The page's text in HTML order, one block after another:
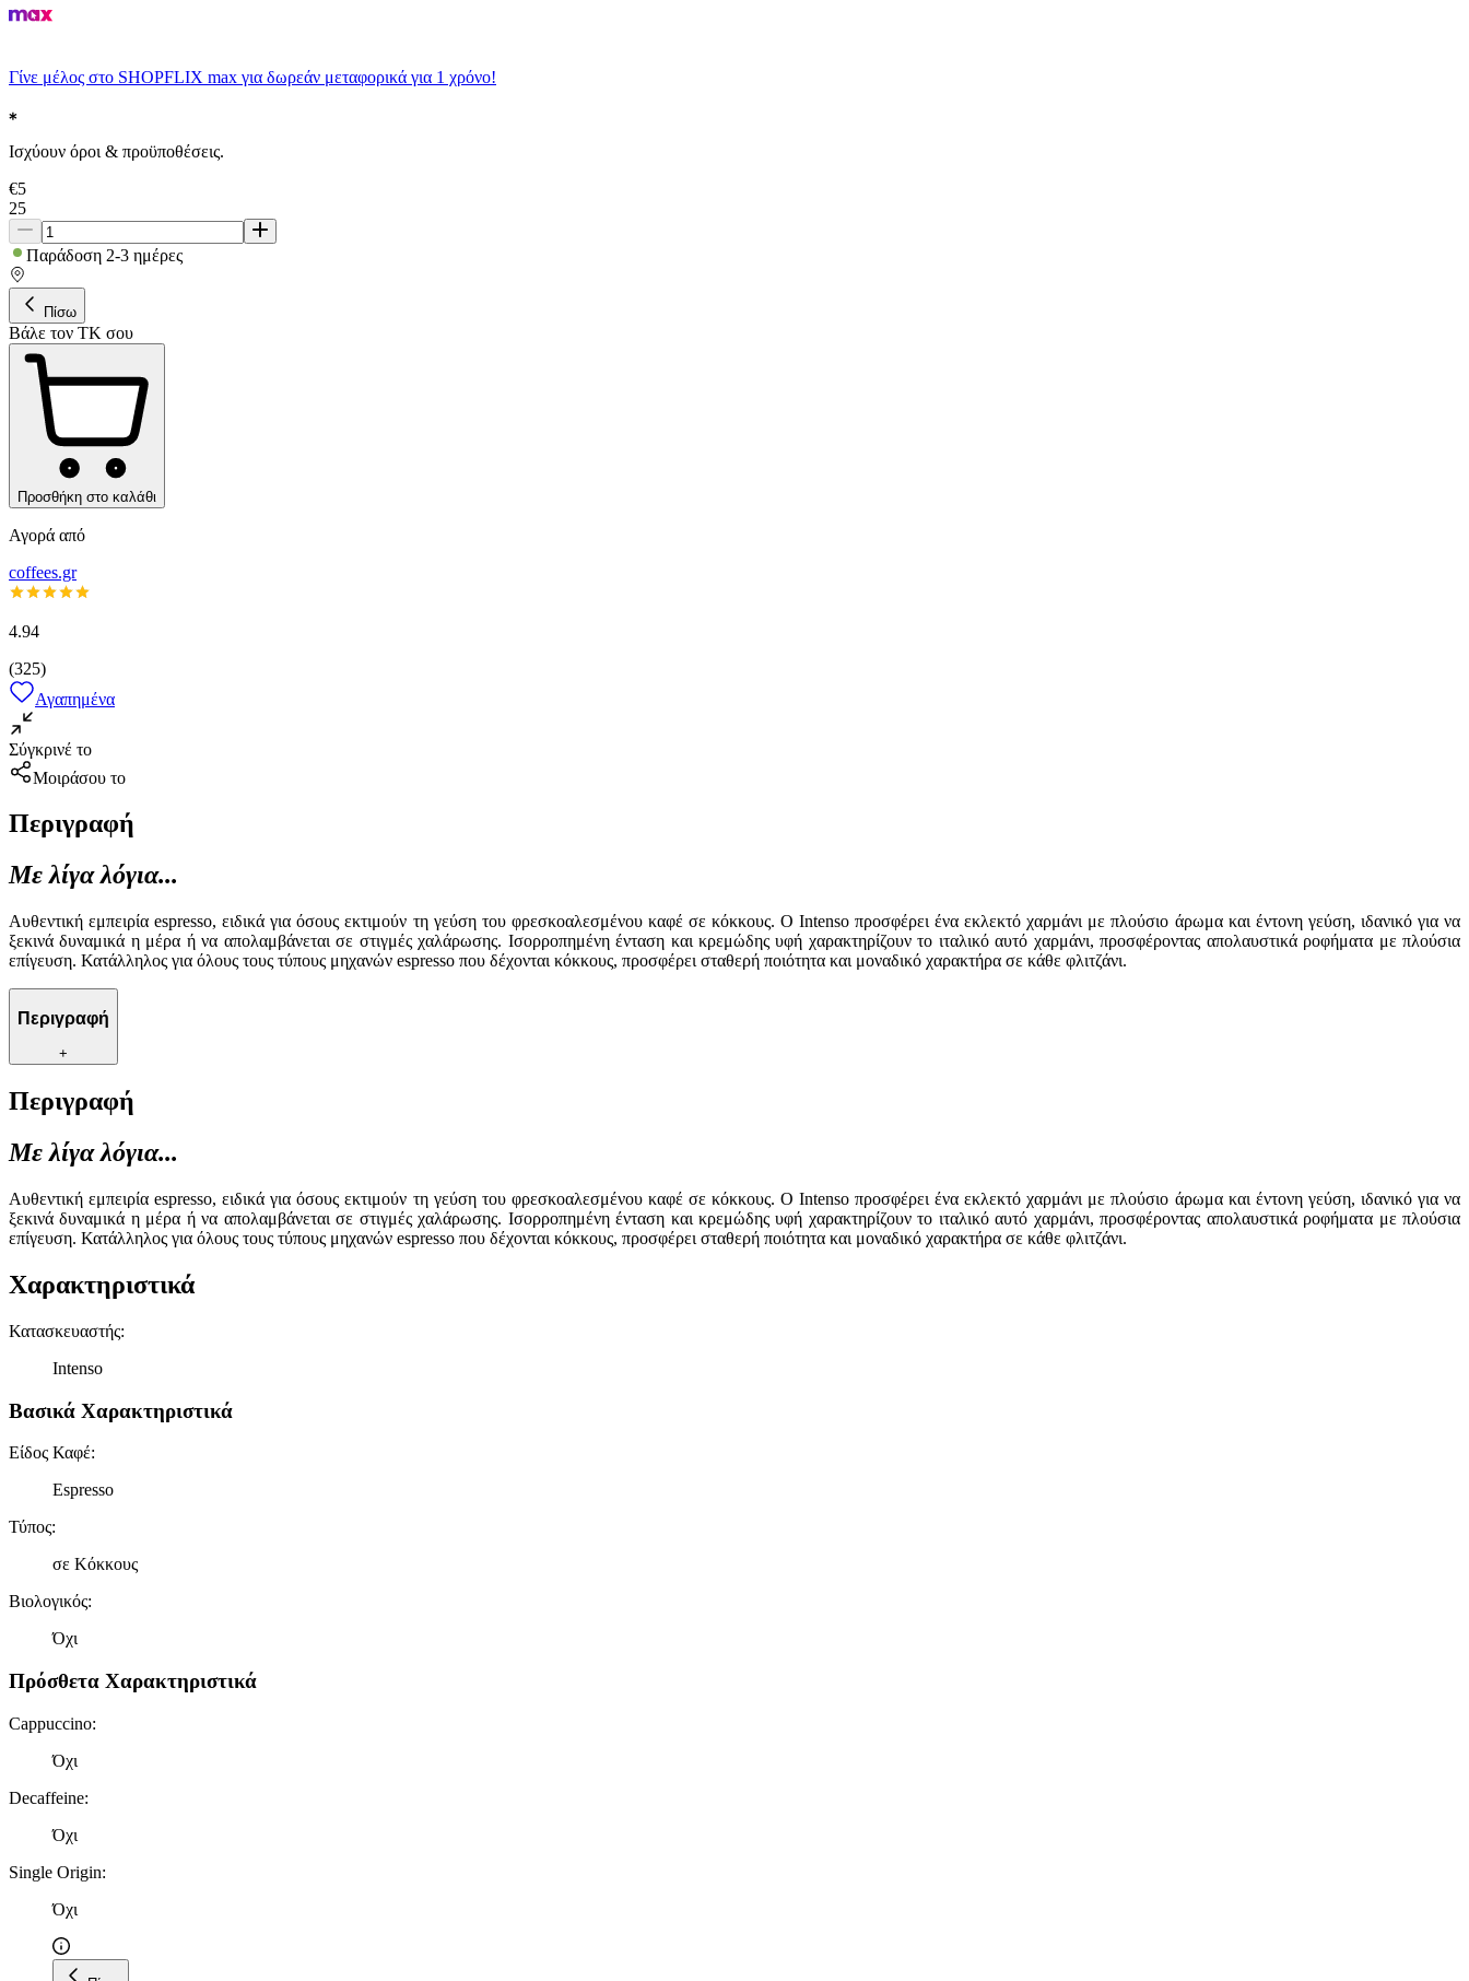
Γίνε μέλος στο SHOPFLIX max για δωρεάν μεταφορικά για 1 χρόνο!
Ισχύουν όροι & προϋποθέσεις.
€5
25
Παράδοση 2-3 ημέρες
Πίσω
Βάλε τον ΤΚ σου
Προσθήκη στο καλάθι
Αγορά από
coffees.gr
4.94
(325)
Αγαπημένα
Σύγκρινέ το
Μοιράσου το
Περιγραφή
Με λίγα λόγια...
Αυθεντική εμπειρία espresso, ειδικά για όσους εκτιμούν τη γεύση του φρεσκοαλεσμένου καφέ σε κόκκους. Ο Intenso προσφέρει ένα εκλεκτό χαρμάνι με πλούσιο άρωμα και έντονη γεύση, ιδανικό για να
ξεκινά δυναμικά η μέρα ή να απολαμβάνεται σε στιγμές χαλάρωσης. Ισορροπημένη ένταση και κρεμώδης υφή χαρακτηρίζουν το ιταλικό αυτό χαρμάνι, προσφέροντας απολαυστικά ροφήματα με πλούσια
επίγευση. Κατάλληλος για όλους τους τύπους μηχανών espresso που δέχονται κόκκους, προσφέρει σταθερή ποιότητα και μοναδικό χαρακτήρα σε κάθε φλιτζάνι.
Περιγραφή
+
Περιγραφή
Με λίγα λόγια...
Αυθεντική εμπειρία espresso, ειδικά για όσους εκτιμούν τη γεύση του φρεσκοαλεσμένου καφέ σε κόκκους. Ο Intenso προσφέρει ένα εκλεκτό χαρμάνι με πλούσιο άρωμα και έντονη γεύση, ιδανικό για να
ξεκινά δυναμικά η μέρα ή να απολαμβάνεται σε στιγμές χαλάρωσης. Ισορροπημένη ένταση και κρεμώδης υφή χαρακτηρίζουν το ιταλικό αυτό χαρμάνι, προσφέροντας απολαυστικά ροφήματα με πλούσια
επίγευση. Κατάλληλος για όλους τους τύπους μηχανών espresso που δέχονται κόκκους, προσφέρει σταθερή ποιότητα και μοναδικό χαρακτήρα σε κάθε φλιτζάνι.
Χαρακτηριστικά
Κατασκευαστής:
Intenso
Βασικά Χαρακτηριστικά
Είδος Καφέ:
Espresso
Τύπος:
σε Κόκκους
Βιολογικός:
Όχι
Πρόσθετα Χαρακτηριστικά
Cappuccino:
Όχι
Decaffeine:
Όχι
Single Origin:
Όχι